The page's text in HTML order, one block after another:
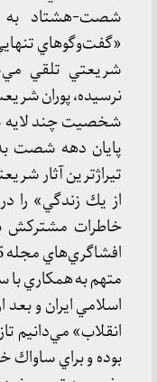
شصت-هشتاد به
«گفت‌وگوهاي
شريعتي تلقي
نرسيده، پوران
شخصيت چند لايه
پايان دهه شصت
تيراژ‌ترين آثار
خاطرات مشتركش
انقلاب» مي‌دانيم
بوده و براي